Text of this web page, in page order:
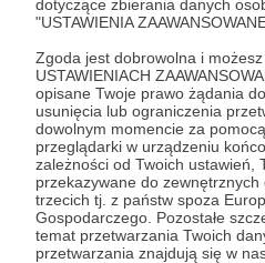
dotyczące zbierania danych
"USTAWIENIA
Zgoda jest dobrowolna i
USTAWIENIACH
opisane Twoje prawo żądania
usunięcia lub ograniczenia
dowolnym momencie za
przeglądarki w urządzeniu
zależności od Twoich ustawień,
przekazywane do
trzecich tj. z państw spoza
Gospodarczego. Pozostałe
temat przetwarzania Twoich
przetwarzania znajdują się w
* Zapoznałem się i akceptuję
* Wyrażam zgodę na
osobowych podanych w
prawidłowego świadczenia
Wyrażam zgodę na
informacji handlowych -
zmieniona w ustawieniach